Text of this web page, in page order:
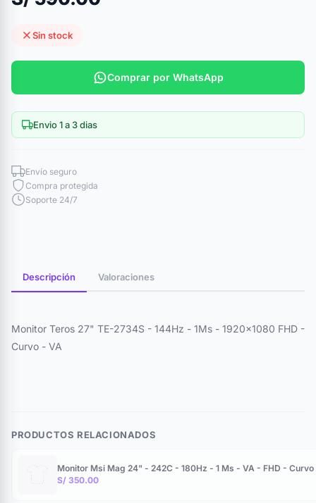
Sin stock
Comprar por WhatsApp
Envio 1 a 3 dias
Envío seguro
Compra protegida
Soporte 24/7
Descripción Valoraciones
Monitor Teros 27" TE-2734S - 144Hz - 1Ms - 1920x1080 FHD -
Curvo - VA
PRODUCTOS RELACIONADOS
Monitor Msi Mag 24" - 242C - 180Hz - 1 Ms - VA - FHD -
S/ 350.00